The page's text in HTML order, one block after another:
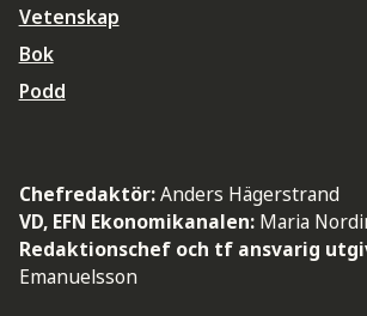
Vetenskap
Bok
Podd
Chefredaktör:Anders Hägerstrand
VD, EFN Ekonomikanalen: Maria
Redaktionschef och tf ansvarig
Emanuelsson